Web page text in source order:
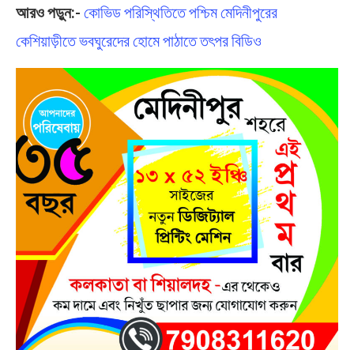
আরও পড়ুন:- কোভিড পরিস্থিতিতে পশ্চিম মেদিনীপুরের
কেশিয়াড়ীতে ভবঘুরেদের হোমে পাঠাতে তৎপর বিডিও